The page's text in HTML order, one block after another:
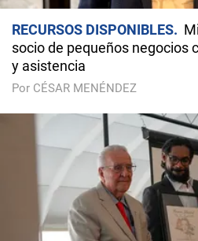
RECURSOS DISPONIBLES
socio de pequeños negocios
y asistencia
Por CÉSAR MENÉNDEZ